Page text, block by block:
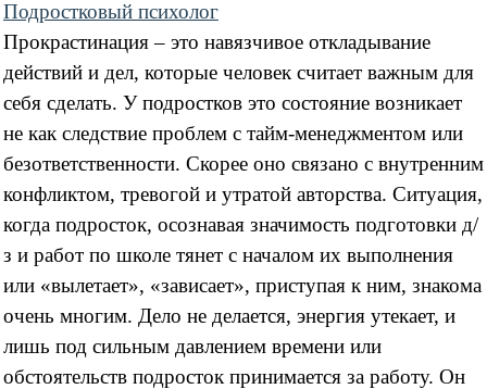
Подростковый психолог
Прокрастинация – это навязчивое откладывание
действий и дел, которые человек считает важным для
себя сделать. У подростков это состояние возникает
не как следствие проблем с тайм-менеджментом или
безответственности. Скорее оно связано с внутренним
конфликтом, тревогой и утратой авторства. Ситуация,
когда подросток, осознавая значимость подготовки д/
з и работ по школе тянет с началом их выполнения
или «вылетает», «зависает», приступая к ним, знакома
очень многим. Дело не делается, энергия утекает, и
лишь под сильным давлением времени или
обстоятельств подросток принимается за работу. Он